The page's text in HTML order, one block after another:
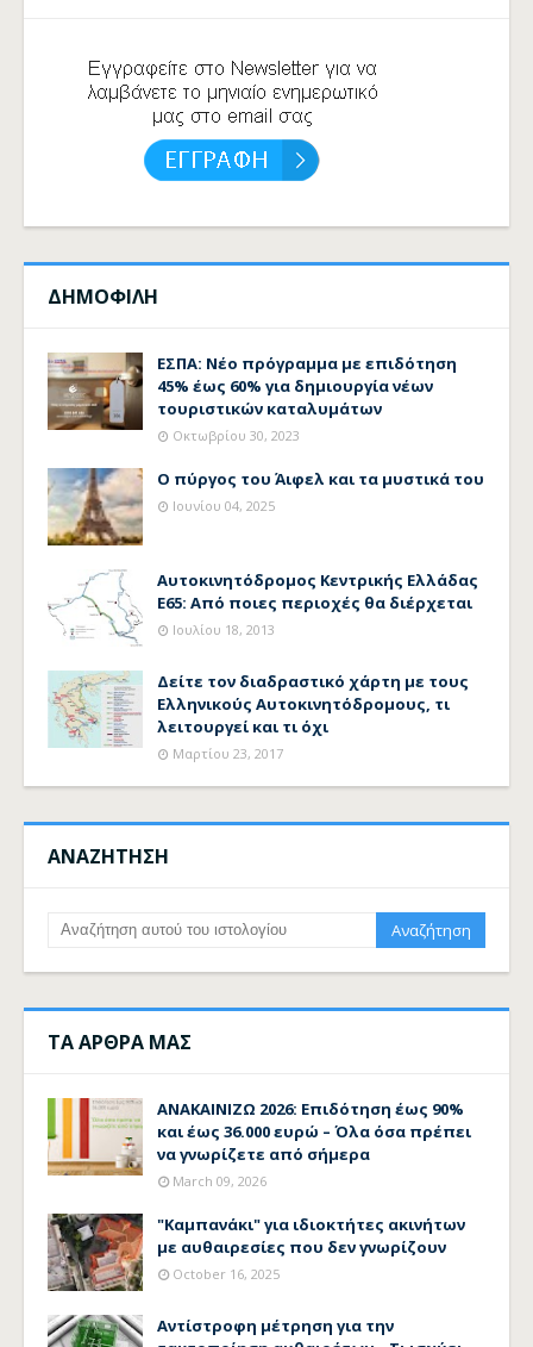
ΔΗΜΟΦΙΛΗ
ΕΣΠΑ: Νέο πρόγραμμα με επιδότηση
45% έως 60% για δημιουργία νέων
τουριστικών καταλυμάτων
Οκτωβρίου 30, 2023
Ο πύργος του Άιφελ και τα μυστικά του
Ιουνίου 04, 2025
Αυτοκινητόδρομος Κεντρικής Ελλάδας
Ε65: Από ποιες περιοχές θα διέρχεται
Ιουλίου 18, 2013
Δείτε τον διαδραστικό χάρτη με τους
Ελληνικούς Αυτοκινητόδρομους, τι
λειτουργεί και τι όχι
Μαρτίου 23, 2017
ΑΝΑΖΗΤΗΣΗ
ΤΑ ΑΡΘΡΑ ΜΑΣ
ΑΝΑΚΑΙΝΙΖΩ 2026: Επιδότηση έως 90%
και έως 36.000 ευρώ – Όλα όσα πρέπει
να γνωρίζετε από σήμερα
March 09, 2026
"Καμπανάκι" για ιδιοκτήτες ακινήτων
με αυθαιρεσίες που δεν γνωρίζουν
October 16, 2025
Αντίστροφη μέτρηση για την